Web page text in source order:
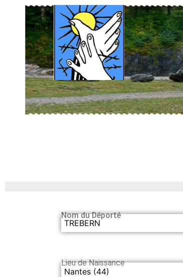
Nom du Déporté
TREBERN
Lieu de Naissance
Nantes (44)